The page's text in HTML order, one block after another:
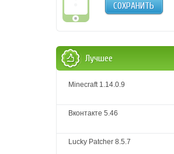
СОХРАНИТЬ
Лучшее
Minecraft 1.14.0.9
Вконтакте 5.46
Lucky Patcher 8.5.7